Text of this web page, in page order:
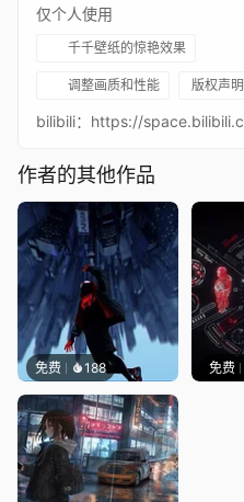
仅个人使用
千千壁纸的惊艳效果
调整画质和性能 版权声明
作者的其他作品
免费 188 免费